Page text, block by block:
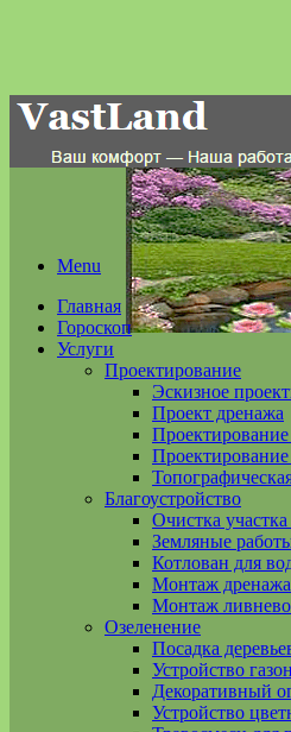
Menu
Главная
Гороскоп
Услуги
Проектирование
Эскизное
Проект дренажа
Благоустройство
Очистка
Земляные
Котлован для
Монтаж дренажа
Монтаж
Озеленение
Посадка
Устройство
Декоративный
Устройство